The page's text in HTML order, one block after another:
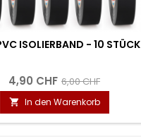
ISOLIERBAND - 10 STÜCK
4,90 CHF 6,00 CHF
 In den Warenkorb